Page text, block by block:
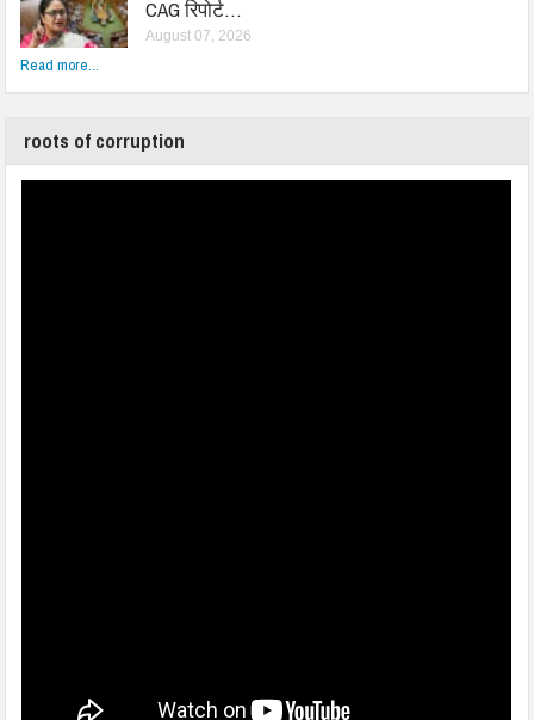
CAG रिपोर्ट…
August 07, 2026
Read more...
roots of corruption